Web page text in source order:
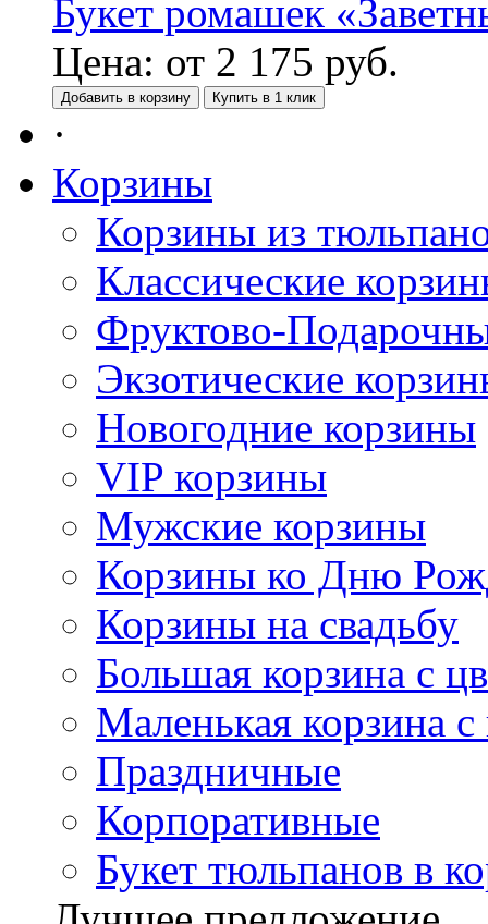
Букет ромашек
Цена: от 2 175 руб.
Добавить в корзину Купить в 1 клик
·
Корзины
Корзины из
Классические
Фруктово-
Экзотические
Новогодние корзины
VIP корзины
Мужские корзины
Корзины ко Дню
Корзины на свадьбу
Большая корзина с
Маленькая корзина
Праздничные
Корпоративные
Букет тюльпанов в